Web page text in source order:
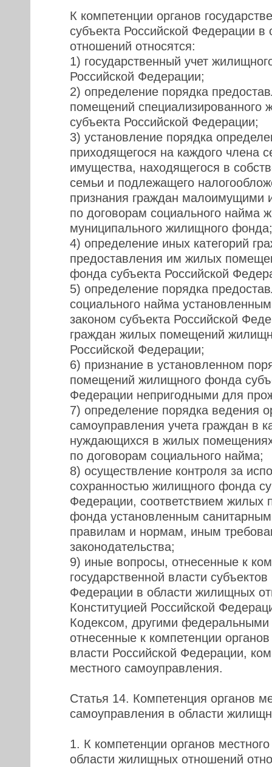
К компетенции органов
субъекта Российской Федерации
отношений относятся:
1) государственный учет
Российской Федерации;
2) определение порядка
помещений специализированного
субъекта Российской Федерации;
3) установление порядка
приходящегося на каждого члена
имущества, находящегося в
семьи и подлежащего
признания граждан малоимущими
по договорам социального найма
муниципального жилищного фонда;
4) определение иных категорий
предоставления им жилых
фонда субъекта Российской
5) определение порядка
социального найма
законом субъекта Российской
граждан жилых помещений
Российской Федерации;
6) признание в установленном
помещений жилищного фонда
Федерации непригодными для
7) определение порядка ведения
самоуправления учета граждан в
нуждающихся в жилых
по договорам социального найма;
8) осуществление контроля за
сохранностью жилищного фонда
Федерации, соответствием жилых
фонда установленным санитарным
правилам и нормам, иным
законодательства;
9) иные вопросы, отнесенные к
государственной власти
Федерации в области жилищных
Конституцией Российской
Кодексом, другими федеральными
отнесенные к компетенции органов
власти Российской Федерации,
местного самоуправления.
Статья 14. Компетенция органов
самоуправления в области
1. К компетенции органов
области жилищных отношений